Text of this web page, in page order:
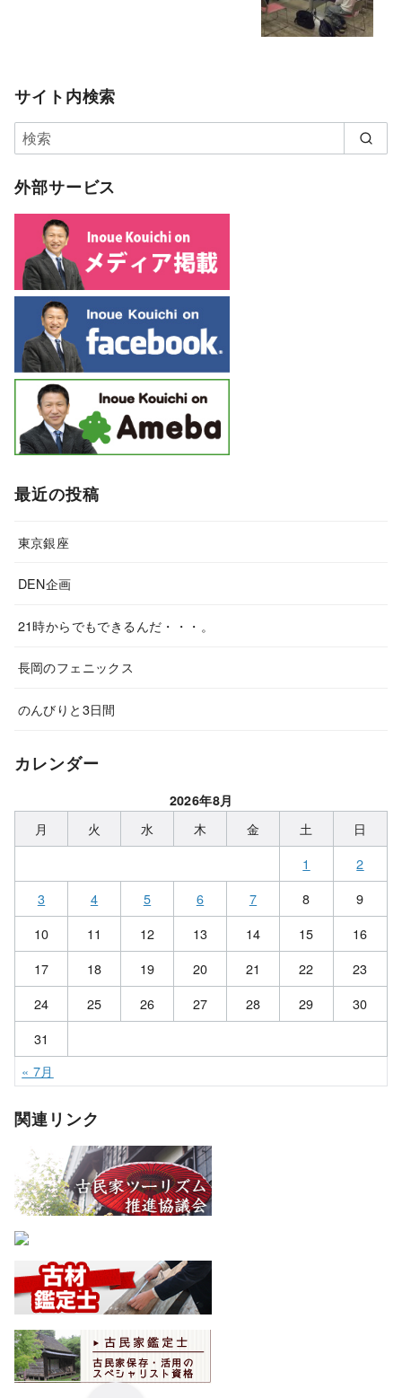
サイト内検索
外部サービス
最近の投稿
東京銀座
DEN企画
21時からでもできるんだ・・・。
長岡のフェニックス
のんびりと3日間
カレンダー
2026年8月
月 火 水 木 金 土
日
1
2
3
4 5 6 7 8
9
10
11 12 13 14 15
16
17
18 19 20 21 22
23
24
25 26 27 28 29
30
31
« 7月
関連リンク